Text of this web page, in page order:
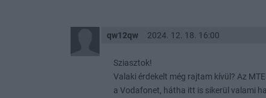
qw12qw 2024. 12. 18. 16:00
Sziasztok!
Valaki érdekelt még rajtam kívül? Az
a Vodafonet, hátha itt is sikerül valami